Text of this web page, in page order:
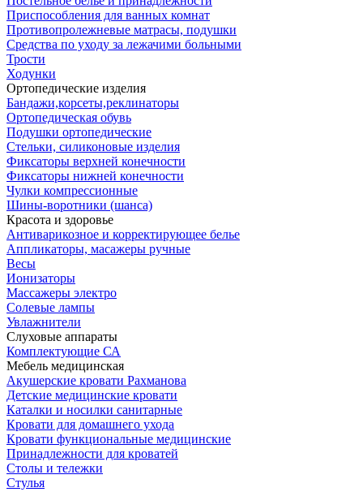
Приспособления для ванных комнат
Противопролежневые матрасы, подушки
Средства по уходу за лежачими больными
Трости
Ходунки
Ортопедические изделия
Бандажи,корсеты,реклинаторы
Ортопедическая обувь
Подушки ортопедические
Стельки, силиконовые изделия
Фиксаторы верхней конечности
Фиксаторы нижней конечности
Чулки компрессионные
Шины-воротники (шанса)
Красота и здоровье
Антиварикозное и корректирующее белье
Аппликаторы, масажеры ручные
Весы
Ионизаторы
Массажеры электро
Солевые лампы
Увлажнители
Слуховые аппараты
Комплектующие СА
Мебель медицинская
Акушерские кровати Рахманова
Детские медицинские кровати
Каталки и носилки санитарные
Кровати для домашнего ухода
Кровати функциональные медицинские
Принадлежности для кроватей
Столы и тележки
Стулья